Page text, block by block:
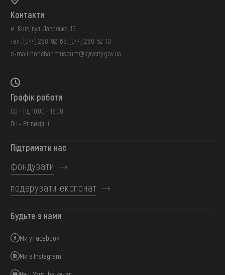
Контакти
м. Київ, вул. Лаврська, 19
тел.: (044) 288-92-68 (044) 280-52-10
e-mail: honchar.museum@kyivcity.gov.ua
Графік роботи
Ср - Нд: 10:00 - 18:00
Пн - Вт: вихідні
Підтримати нас
фондувати
подарувати експонат
Будьте з нами
Ми у Facebook
Ми в Instagram